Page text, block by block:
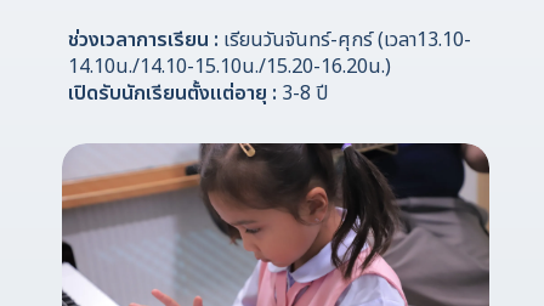
ช่วงเวลาการเรียน : เรียนวันจันทร์-ศุกร์ (เวลา13.10-
14.10น./14.10-15.10น./15.20-16.20น.)
เปิดรับนักเรียนตั้งแต่อายุ : 3-8 ปี